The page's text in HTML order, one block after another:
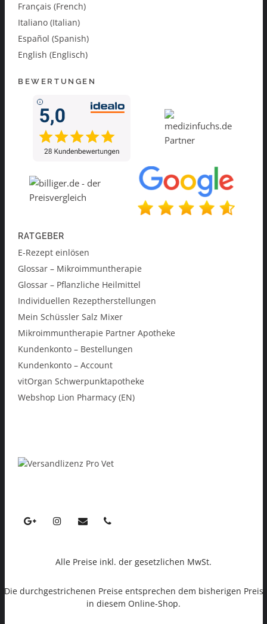
Français (French)
Italiano (Italian)
Español (Spanish)
English (Englisch)
BEWERTUNGEN
RATGEBER
E-Rezept einlösen
Glossar – Mikroimmuntherapie
Glossar – Pflanzliche Heilmittel
Individuellen Rezeptherstellungen
Mein Schüssler Salz Mixer
Mikroimmuntherapie Partner Apotheke
Kundenkonto – Bestellungen
Kundenkonto – Account
vitOrgan Schwerpunktapotheke
Webshop Lion Pharmacy (EN)
Alle Preise inkl. der gesetzlichen MwSt.
Die durchgestrichenen Preise entsprechen dem bisherigen Preis
in diesem Online-Shop.